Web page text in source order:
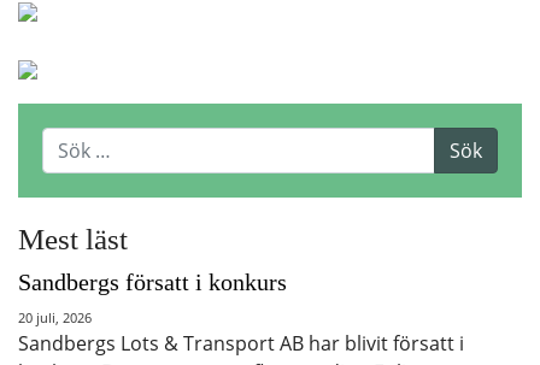
Mest läst
Sandbergs försatt i konkurs
20 juli, 2026
Sandbergs Lots & Transport AB har blivit försatt i